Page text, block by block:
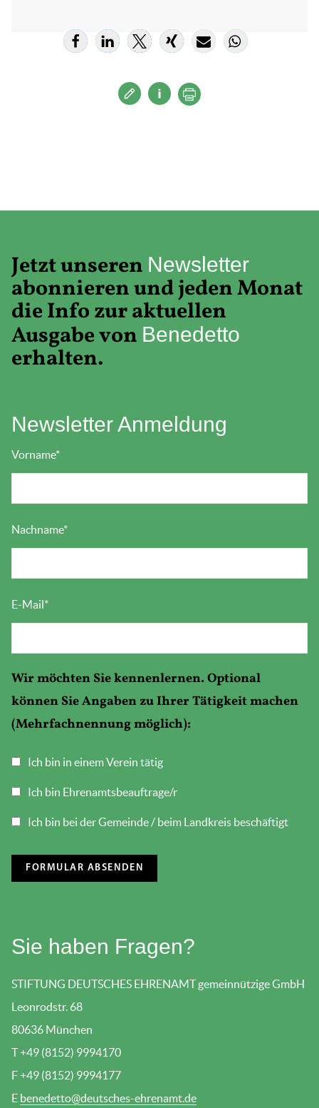
Jetzt unseren Newsletter
abonnieren und jeden Monat
die Info zur aktuellen
Ausgabe von Benedetto
erhalten.
Newsletter Anmeldung
Vorname*
Nachname*
E-Mail *
Wir möchten Sie kennenlernen. Optional
können Sie Angaben zu Ihrer Tätigkeit machen
(Mehrfachnennung möglich):
Ich bin in einem Verein tätig
Ich bin Ehrenamtsbeauftrage/r
Ich bin bei der Gemeinde / beim Landkreis beschäftigt
Sie haben Fragen?
STIFTUNG DEUTSCHES EHRENAMT gemeinnützige GmbH
Leonrodstr. 68
80636 München
T +49 (8152) 9994170
F +49 (8152) 9994177
E benedetto@deutsches-ehrenamt.de